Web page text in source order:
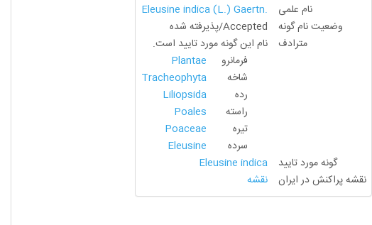
نام علمی
Eleusine indica (L.) Gaertn.
وضعیت نام گونه
Accepted/پذیرفته شده
مترادف
نام این گونه مورد تایید است.
فرمانرو
Plantae
شاخه
Tracheophyta
رده
Liliopsida
راسته
Poales
تیره
Poaceae
سرده
Eleusine
گونه مورد تایید
Eleusine indica
نقشه پراکنش در ایران
نقشه